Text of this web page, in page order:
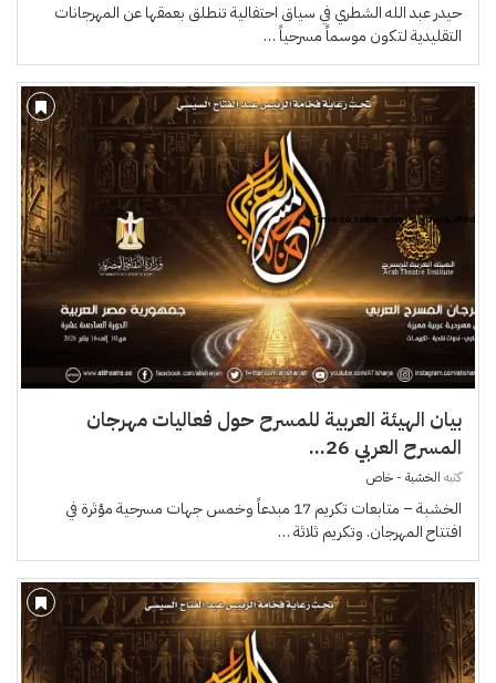
حيدر عبد الله الشطري في سياق احتفالية تنطلق بعمقها عن المهرجانات
التقليدية لتكون موسماً مسرحياً …
بيان الهيئة العربية للمسرح حول فعاليات مهرجان
المسرح العربي 26...
كتبه الخشبة - خاص
الخشبة – متابعات تكريم 17 مبدعاً وخمس جهات مسرحية مؤثرة في
افتتاح المهرجان. وتكريم ثلاثة …